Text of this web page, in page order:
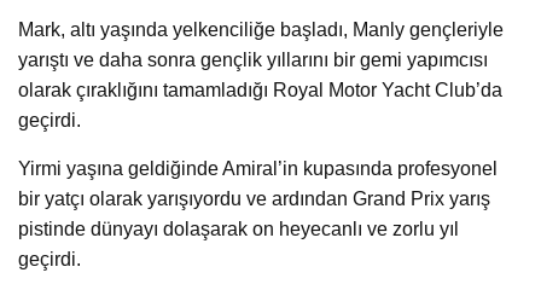
Mark, altı yaşında yelkenciliğe başladı, Manly gençleriyle
yarıştı ve daha sonra gençlik yıllarını bir gemi yapımcısı
olarak çıraklığını tamamladığı Royal Motor Yacht Club’da
geçirdi.
Yirmi yaşına geldiğinde Amiral’in kupasında profesyonel
bir yatçı olarak yarışıyordu ve ardından Grand Prix yarış
pistinde dünyayı dolaşarak on heyecanlı ve zorlu yıl
geçirdi.